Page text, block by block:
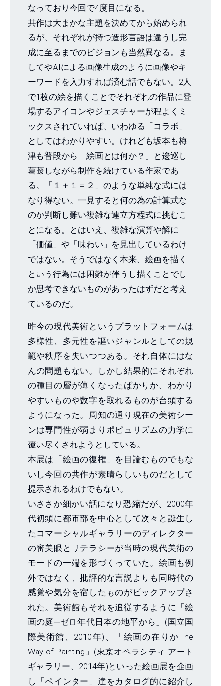
なっており今回で4度目になる。
共作は大まかな主題を決めてから始められ
るが、それぞれが持つ造形言語は違うし完
成に至るまでのビジョンも当然異なる。ま
してやAIによる画像生成のように画像やキ
ーワードを入力すれば済む話でもない。2人
で1枚の絵を描くことでそれぞれの作品に登
場するアイコンやジェスチャーが程よくミ
ックスされていれば、いわゆる「コラボ」
としてはわかりやすい。けれども坂本も梅
津も普段から「絵画とは何か？」と逡巡し
葛藤しながら制作を続けている作家であ
る。「１＋１＝２」のような単純な式には
なり得ない。一見すると何の為の計算式な
のか判断し難い複雑な連立方程式に挑むこ
とになる。とはいえ、複雑な演算や解に
「価値」や「味わい」を見出しているわけ
ではない。そうではなく本来、絵画を描く
という行為には困難が伴うし描くことでし
か思考できないものがあったはずだと考え
ているのだ。
昨今の現代美術というプラットフォームは
多様性、多元性を謳いジャンルとしての規
範や秩序を失いつつある。それ自体にはな
んの問題もない。しかし結果的にそれぞれ
の種目の層が薄くなったばかりか、わかり
やすいものや数字を取れるものが台頭する
ようになった。周知の通り現在の美術シー
ンは専門性が弱まりポピュリズムの力学に
覆い尽くされようとしている。
本展は「絵画の復権」を目論むものでもな
いし今回の共作が素晴らしいものだとして
提示されるわけでもない。
いささか細かい話になり恐縮だが、2000年
代初頭に都市部を中心として次々と誕生し
たコマーシャルギャラリーのディレクター
の審美眼とリテラシーが当時の現代美術の
モードの一端を形づくっていた。絵画も例
外ではなく、批評的な言説よりも同時代の
感覚や気分を宿したものがピックアップさ
れた。美術館もそれを追従するように「絵
画の庭─ゼロ年代日本の地平から」(国立国
際美術館、2010年)、「絵画の在りかThe
Way of Painting」(東京オペラシティ アート
ギャラリー、2014年)といった絵画展を企画
し「ペインター」達をカタログ的に紹介し